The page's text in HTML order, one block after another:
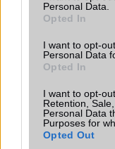
Personal Data.
Opted In
I want to opt-
Personal Data
Opted In
I want to opt-
Retention,
Personal Data
Purposes for
Opted Out
2008-4-24 7:45:18 PM
2008-4-25 9:28:09 PM
Azért ez a beírás